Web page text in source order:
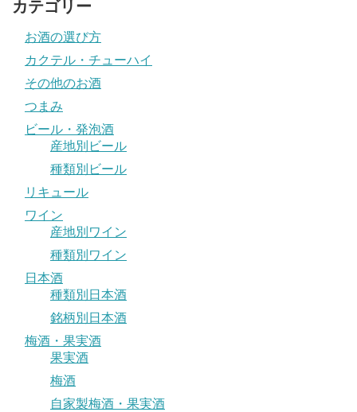
カテゴリー
お酒の選び方
カクテル・チューハイ
その他のお酒
つまみ
ビール・発泡酒
産地別ビール
種類別ビール
リキュール
ワイン
産地別ワイン
種類別ワイン
日本酒
種類別日本酒
銘柄別日本酒
梅酒・果実酒
果実酒
梅酒
自家製梅酒・果実酒